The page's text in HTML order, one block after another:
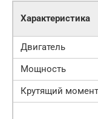
Характеристика
Двигатель
Мощность
Крутящий момент